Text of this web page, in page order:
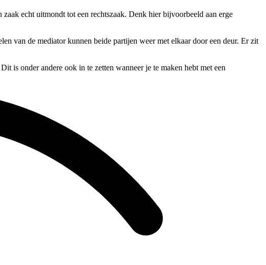
echt uitmondt tot een rechtszaak. Denk hier bijvoorbeeld aan erge
van de mediator kunnen beide partijen weer met elkaar door een deur. Er zit
is onder andere ook in te zetten wanneer je te maken hebt met een